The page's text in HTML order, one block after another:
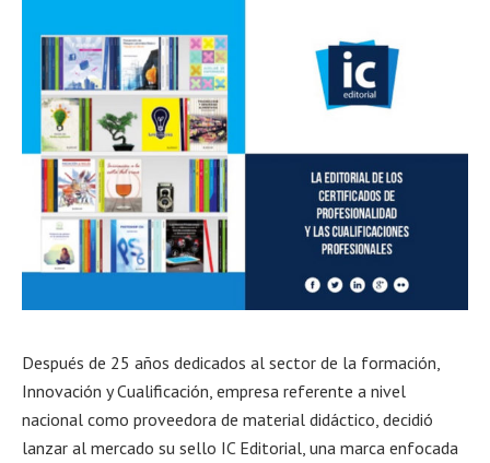
Después de 25 años dedicados al sector de la formación,
Innovación y Cualificación, empresa referente a nivel
nacional como proveedora de material didáctico, decidió
lanzar al mercado su sello IC Editorial, una marca enfocada